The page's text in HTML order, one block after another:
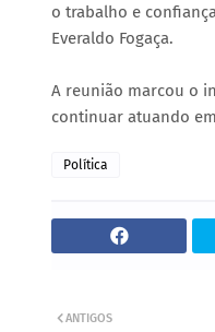
o trabalho e
Everaldo Fogaça.
A reunião marcou o
continuar atuando
Política
ANTIGOS